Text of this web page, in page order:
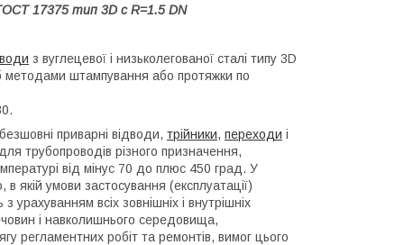
17375 тип 3D c R=1.5 DN
з вуглецевої і низьколегованої сталі типу 3D
методами штампування або протяжки по
приварні відводи, трійники, переходи і
трубопроводів різного призначення,
від мінус 70 до плюс 450 град. У
якій умови застосування (експлуатації)
урахуванням всіх зовнішніх і внутрішніх
і навколишнього середовища,
регламентних робіт та ремонтів, вимог цього